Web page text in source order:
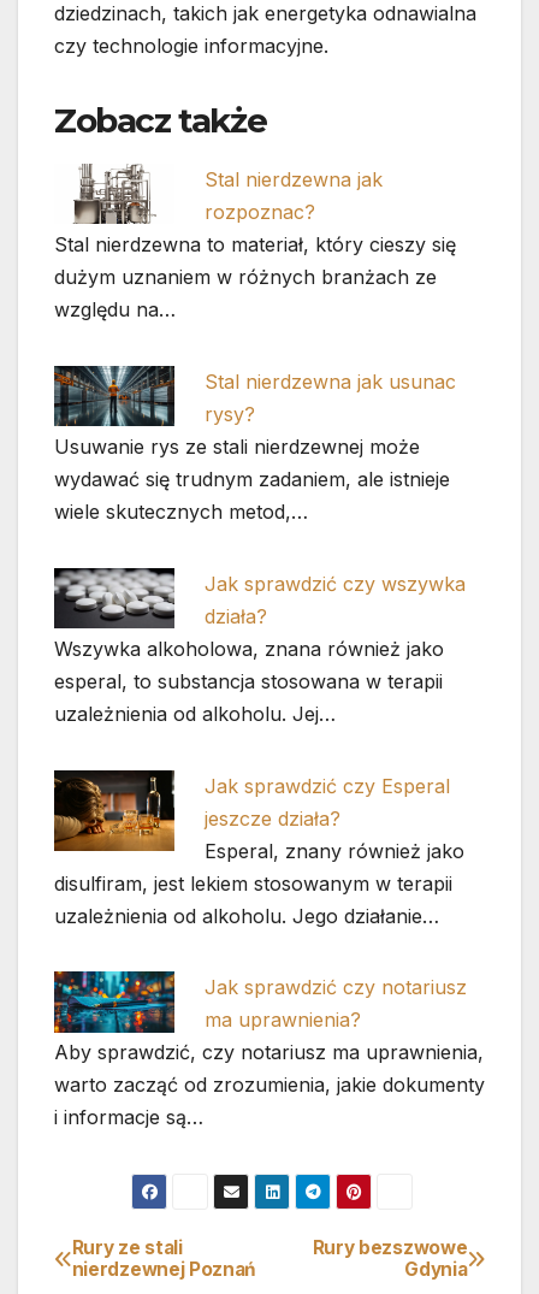
dziedzinach, takich jak energetyka odnawialna
czy technologie informacyjne.
Zobacz także
Stal nierdzewna jak
rozpoznac?
Stal nierdzewna to materiał, który cieszy się
dużym uznaniem w różnych branżach ze
względu na…
Stal nierdzewna jak usunac
rysy?
Usuwanie rys ze stali nierdzewnej może
wydawać się trudnym zadaniem, ale istnieje
wiele skutecznych metod,…
Jak sprawdzić czy wszywka
działa?
Wszywka alkoholowa, znana również jako
esperal, to substancja stosowana w terapii
uzależnienia od alkoholu. Jej…
Jak sprawdzić czy Esperal
jeszcze działa?
Esperal, znany również jako
disulfiram, jest lekiem stosowanym w terapii
uzależnienia od alkoholu. Jego działanie…
Jak sprawdzić czy notariusz
ma uprawnienia?
Aby sprawdzić, czy notariusz ma uprawnienia,
warto zacząć od zrozumienia, jakie dokumenty
i informacje są…
Nawigacja
Rury bezszwowe
Gdynia
Rury ze stali
nierdzewnej Poznań